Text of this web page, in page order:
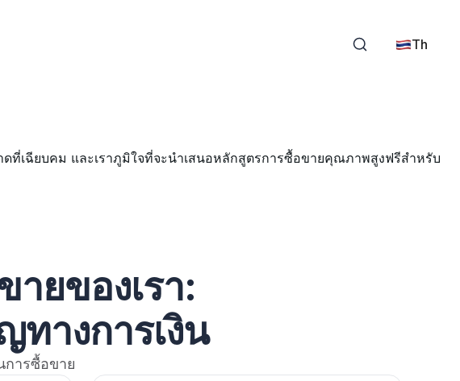
Th
ที่เฉียบคม และเราภูมิใจที่จะนำเสนอหลักสูตรการซื้อขายคุณภาพสูงฟรีสำหรับ
ยของเรา:
ทางการเงิน
การซื้อขาย